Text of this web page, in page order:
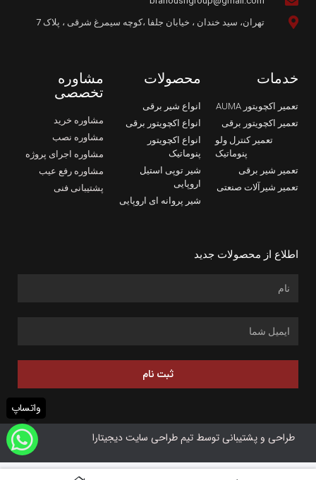
تهران، سید خندان ، خیابان جلفا ،کوچه سیمرغ شرقی ، پلاک 7
خدمات
تعمیر اکچویتور AUMA
تعمیر اکچویتور برقی
تعمیر کنترل ولو
پنوماتیک
تعمیر شیر برقی
تعمیر شیرآلات صنعتی
محصولات
انواع شیر برقی
انواع اکچویتور برقی
انواع اکچویتور
پنوماتیک
شیر توپی استیل
اروپایی
شیر پروانه ای اروپایی
مشاوره
تخصصی
مشاوره خرید
مشاوره نصب
مشاوره اجرای پروژه
مشاوره رفع عیب
پشتیبانی فنی
اطلاع از محصولات جدید
ثبت نام
طراحی و پشتیبانی توسط تیم طراحی سایت دیجیتارا
واتساپ